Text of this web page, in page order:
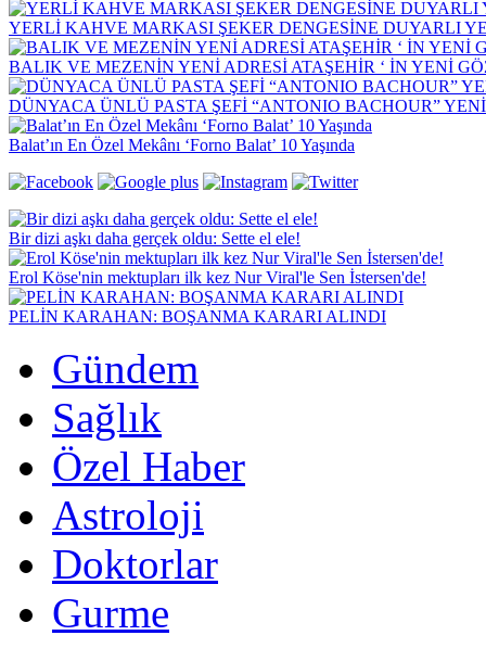
YERLİ KAHVE MARKASI ŞEKER DENGESİNE DUYARLI
BALIK VE MEZENİN YENİ ADRESİ ATAŞEHİR ‘ İN YENİ
DÜNYACA ÜNLÜ PASTA ŞEFİ “ANTONIO BACHOUR”
Balat’ın En Özel Mekânı ‘Forno Balat’ 10 Yaşında
Bir dizi aşkı daha gerçek oldu: Sette el ele!
Erol Köse'nin mektupları ilk kez Nur Viral'le Sen İstersen'de!
PELİN KARAHAN: BOŞANMA KARARI ALINDI
Gündem
Sağlık
Özel Haber
Astroloji
Doktorlar
Gurme